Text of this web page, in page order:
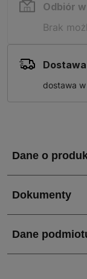
Odbiór
Brak
dostawa